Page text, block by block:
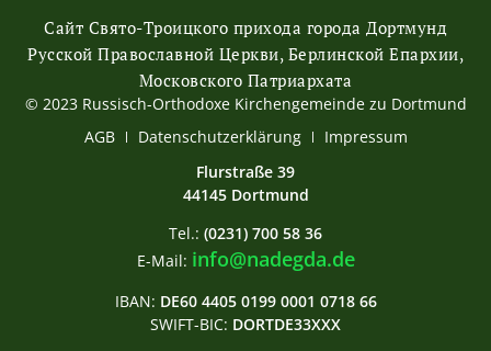
Сайт Свято-Троицкого прихода города Дортмунд
Русской Православной Церкви, Берлинской Епархии,
Московского Патриархата
© 2023 Russisch-Orthodoxe Kirchengemeinde zu Dortmund
АGB
Datenschutzerklärung
Impressum
Flurstraße 39
44145 Dortmund
Tel.: (0231) 700 58 36
E-Mail: info@nadegda.de
IBAN: DE60 4405 0199 0001 0718 66
SWIFT-BIC: DORTDE33XXX